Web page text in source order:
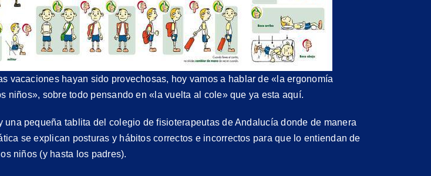
vacaciones hayan sido provechosas, hoy vamos a hablar de «la ergonomía
niños», sobre todo pensando en «la vuelta al cole» que ya esta aquí.
una pequeña tablita del colegio de fisioterapeutas de Andalucía donde de manera
se explican posturas y hábitos correctos e incorrectos para que lo entiendan de
niños (y hasta los padres).